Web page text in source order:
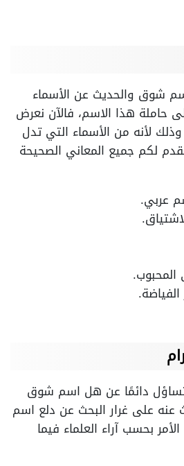
شوق والحديث عن الأسماء
حاملة هذا الاسم، فالآن نعرض
لأنه من الأسماء التي تدل
لكم جميع المعاني الصحيحة
عربي.
المحبوب.
دائمًا عن هل اسم شوق
عنه على غرار البحث عن دلع اسم
بحسب آراء العلماء فيما